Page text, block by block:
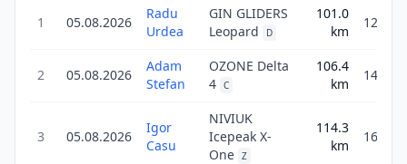
1 05.08.2026
Radu
Urdea
GIN GLIDERS
Leopard
D
101.0
km
121.2
2 05.08.2026
Adam
Stefan
OZONE Delta
4 C
106.4
km
149.0
3 05.08.2026
Igor
Casu
NIVIUK
Icepeak X-
One Z
114.3
km
160.0